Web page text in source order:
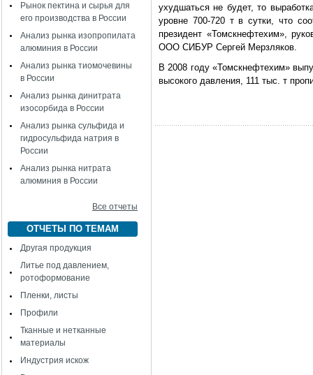
Рынок пектина и сырья для
его производства в России
Анализ рынка изопропилата
алюминия в России
Анализ рынка тиомочевины
в России
Анализ рынка динитрата
изосорбида в России
Анализ рынка сульфида и
гидросульфида натрия в
России
Анализ рынка нитрата
алюминия в России
Все отчеты
ОТЧЕТЫ ПО ТЕМАМ
Другая продукция
Литье под давлением,
ротоформование
Пленки, листы
Профили
Тканные и нетканные
материалы
Индустрия искож
ухудшаться не будет, то
уровне 700-720 т в сутки, что
президент «Томскнефтехим»,
ООО СИБУР Сергей Мерзляков.
В 2008 году «Томскнефтехим»
высокого давления, 111 тыс. т